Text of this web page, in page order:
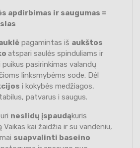
apdirbimas ir saugumas =
pagamintas iš aukštos
atspari saulės spinduliams ir
pasirinkimas valandų
linksmybėms sode. Dėl
i kokybės medžiagos,
patvarus i saugus.
neslidų įspaudąkuris
Vaikas kai žaidžia ir su vandeniu,
suapvalinti baseino